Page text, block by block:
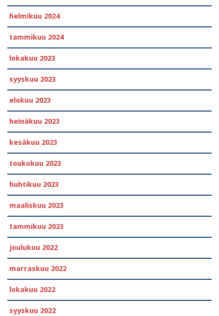
helmikuu 2024
tammikuu 2024
lokakuu 2023
syyskuu 2023
elokuu 2023
heinäkuu 2023
kesäkuu 2023
toukokuu 2023
huhtikuu 2023
maaliskuu 2023
tammikuu 2023
joulukuu 2022
marraskuu 2022
lokakuu 2022
syyskuu 2022